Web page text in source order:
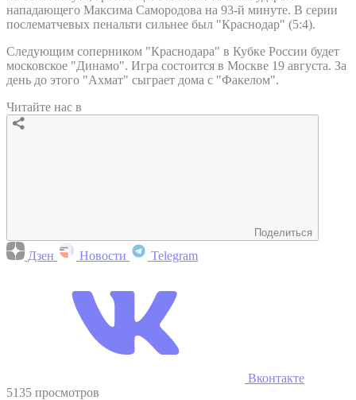
нападающего Максима Самородова на 93-й минуте. В серии
послематчевых пенальти сильнее был "Краснодар" (5:4).
Следующим соперником "Краснодара" в Кубке России будет
московское "Динамо". Игра состоится в Москве 19 августа. За
день до этого "Ахмат" сыграет дома с "Факелом".
Читайте нас в
Поделиться
Дзен Новости Telegram
Вконтакте
5135 просмотров